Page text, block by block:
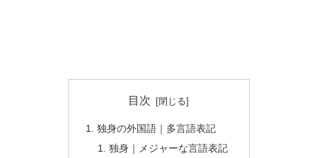
目次
独身の外国語｜多言語表記
独身｜メジャーな言語表記